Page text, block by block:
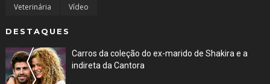
Veterinária
Vídeo
DESTAQUES
Carros da coleção do ex-marido de Shakira e a
indireta da Cantora